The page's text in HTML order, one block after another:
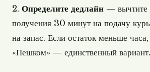
2. Определите дедлайн — вычтите
получения 30 минут на подачу
на запас. Если остаток меньше
«Пешком» — единственный вариант.